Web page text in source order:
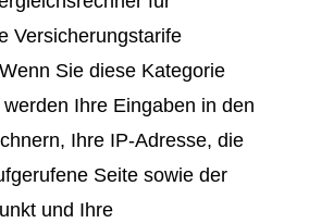
Versicherungstarife
Sie diese Kategorie
Ihre Eingaben in den
Ihre IP-Adresse, die
Seite sowie der
und Ihre